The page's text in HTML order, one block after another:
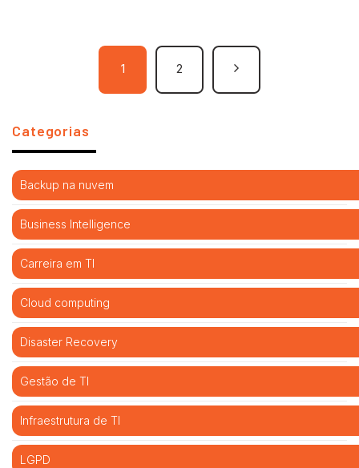
1 2
Categorias
Backup na nuvem
Business Intelligence
Carreira em TI
Cloud computing
Disaster Recovery
Gestão de TI
Infraestrutura de TI
LGPD